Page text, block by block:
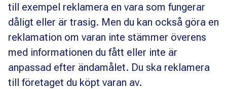
till exempel reklamera en vara som fungerar
dåligt eller är trasig. Men du kan också göra en
reklamation om varan inte stämmer överens
med informationen du fått eller inte är
anpassad efter ändamålet. Du ska reklamera
till företaget du köpt varan av.